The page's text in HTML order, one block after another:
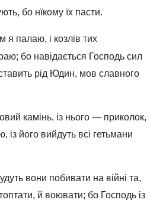
бо нїкому їх пасти.
я палаю, і козлів тих
бо навідається Господь сил
рід Юдин, мов славного
камінь, із нього — приколок,
із його вийдуть всі гетьмани
вони побивати на війні та,
й воювати; бо Господь із